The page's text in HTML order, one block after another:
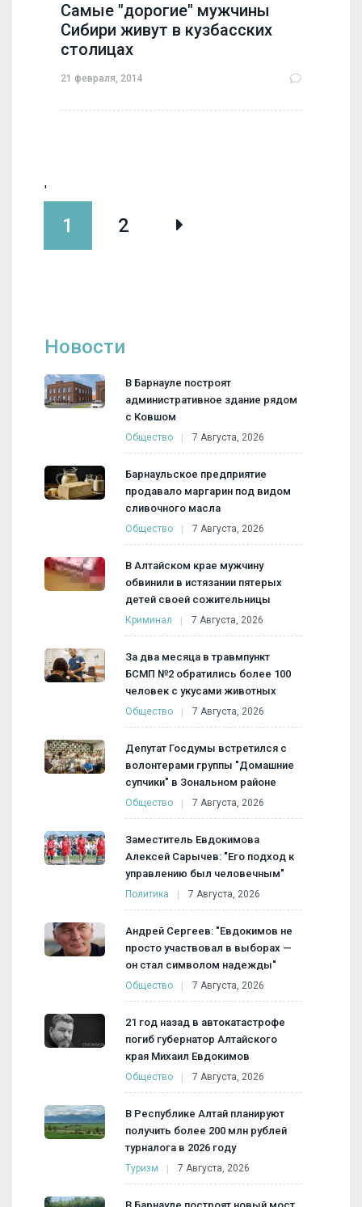
Самые "дорогие" мужчины
Сибири живут в кузбасских
столицах
21 февраля, 2014
'
1 2
Новости
В Барнауле построят
административное здание рядом
с Ковшом
Общество 7 Августа, 2026
Барнаульское предприятие
продавало маргарин под видом
сливочного масла
Общество 7 Августа, 2026
В Алтайском крае мужчину
обвинили в истязании пятерых
детей своей сожительницы
Криминал 7 Августа, 2026
За два месяца в травмпункт
БСМП №2 обратились более 100
человек с укусами животных
Общество 7 Августа, 2026
Депутат Госдумы встретился с
волонтерами группы "Домашние
супчики" в Зональном районе
Общество 7 Августа, 2026
Заместитель Евдокимова
Алексей Сарычев: "Его подход к
управлению был человечным"
Политика 7 Августа, 2026
Андрей Сергеев: "Евдокимов не
просто участвовал в выборах —
он стал символом надежды"
Общество 7 Августа, 2026
21 год назад в автокатастрофе
погиб губернатор Алтайского
края Михаил Евдокимов
Общество 7 Августа, 2026
В Республике Алтай планируют
получить более 200 млн рублей
турналога в 2026 году
Туризм 7 Августа, 2026